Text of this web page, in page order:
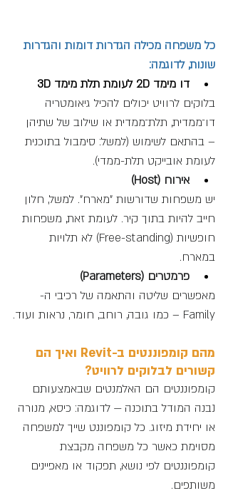
כל משפחה מכילה הגדרות דומות והגדרות
שונות, לדוגמה:
דו מימד 2D לעומת תלת מימד 3D
בלוקים לרוויט יכולים להכיל גיאומטריה
דו־ממדית, תלת־ממדית או שילוב של שתיהן
– בהתאם לשימוש (למשל: סימבול בתוכנית
לעומת אובייקט תלת-ממדי).
אירוח (Host)
יש משפחות שדורשות "מארח". למשל, חלון
חייב להיות בתוך קיר. לעומת זאת, משפחות
חופשיות (Free-standing) לא תלויות
במארח.
פרמטרים (Parameters)
מאפשרים שליטה והתאמה של רכיבי ה-
Family – כמו גובה, רוחב, חומר, נראות ועוד.
מהם קומפוננטים ב-Revit ואיך הם
קשורים לבלוקים לרוויט?
קומפוננטים הם האלמנטים שבאמצעותם
נבנה המודל בתוכנה — לדוגמה: כיסא, מנורה
או יחידת מיזוג. כל קומפוננט שייך למשפחה
מסוימת כאשר כל משפחה מקבצת
קומפוננטים לפי נושא, תפקוד או מאפיינים
משותפים.